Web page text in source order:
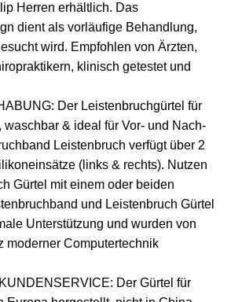
Herren erhältlich. Das
dient als vorläufige Behandlung,
wird. Empfohlen von Ärzten,
klinisch getestet und
Der Leistenbruchgürtel für
waschbar & ideal für Vor- und Nach-
Leistenbruch verfügt über 2
(links & rechts). Nutzen
Gürtel mit einem oder beiden
und Leistenbruch Gürtel
Unterstützung und wurden von
moderner Computertechnik
Der Gürtel für